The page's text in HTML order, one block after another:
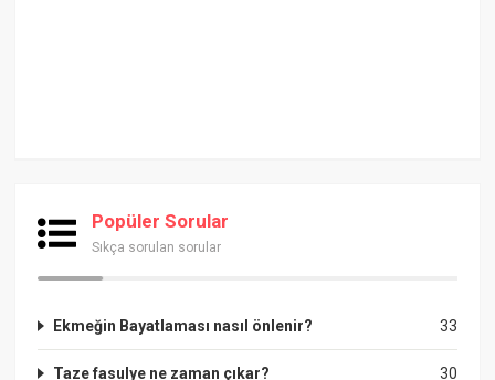
Popüler Sorular
Sıkça sorulan sorular
33
Ekmeğin Bayatlaması nasıl önlenir?
30
Taze fasulye ne zaman çıkar?